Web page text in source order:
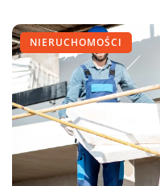
NIERUCHOMOŚCI